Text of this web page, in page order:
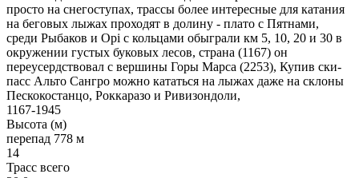
просто на снегоступах, трассы более интересные для катания
на беговых лыжах проходят в долину - плато с Пятнами,
среди Рыбаков и Opi с кольцами обыграли км 5, 10, 20 и 30 в
окружении густых буковых лесов, страна (1167) он
переусердствовал с вершины Горы Марса (2253), Купив ски-
пасс Альто Сангро можно кататься на лыжах даже на склоны
Пескокостанцо, Роккаразо и Ривизондоли,
1167-1945
Высота (м)
перепад 778 м
14
Трасс всего